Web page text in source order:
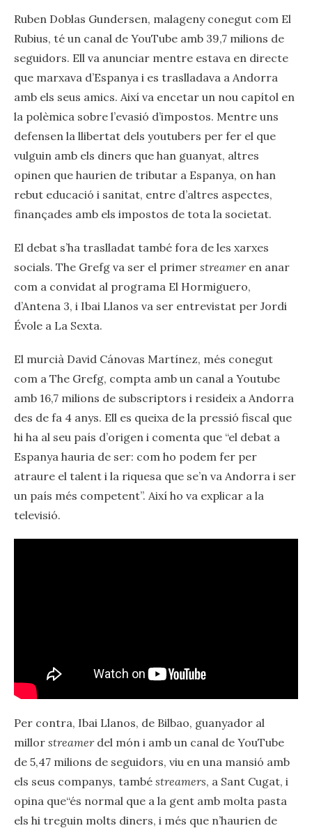
Ruben Doblas Gundersen, malageny conegut com El
Rubius, té un canal de YouTube amb 39,7 milions de
seguidors. Ell va anunciar mentre estava en directe
que marxava d’Espanya i es traslladava a Andorra
amb els seus amics. Així va encetar un nou capítol en
la polèmica sobre l’evasió d’impostos. Mentre uns
defensen la llibertat dels youtubers per fer el que
vulguin amb els diners que han guanyat, altres
opinen que haurien de tributar a Espanya, on han
rebut educació i sanitat, entre d’altres aspectes,
finançades amb els impostos de tota la societat.
El debat s’ha traslladat també fora de les xarxes
socials. The Grefg va ser el primer streameren anar
com a convidat al programa El Hormiguero,
d’Antena 3, i Ibai Llanos va ser entrevistat per Jordi
Évole a La Sexta.
El murcià David Cánovas Martínez, més conegut
com a The Grefg, compta amb un canal a Youtube
amb 16,7 milions de subscriptors i resideix a Andorra
des de fa 4 anys. Ell es queixa de la pressió fiscal que
hi ha al seu país d’origen i comenta que “el debat a
Espanya hauria de ser: com ho podem fer per
atraure el talent i la riquesa que se’n va Andorra i ser
un país més competent”. Així ho va explicar a la
televisió.
Per contra, Ibai Llanos, de Bilbao, guanyador al
millor streamerdel món i amb un canal de YouTube
de 5,47 milions de seguidors, viu en una mansió amb
els seus companys, també streamers, a Sant Cugat, i
opina que“és normal que a la gent amb molta pasta
els hi treguin molts diners, i més que n’haurien de